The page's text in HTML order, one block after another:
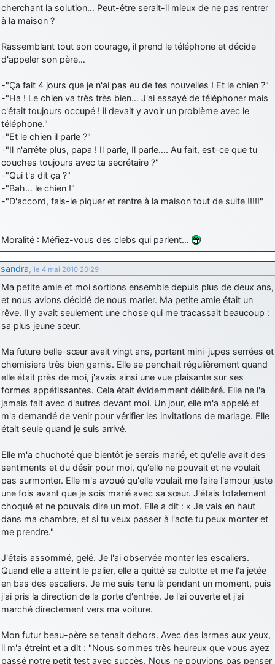
cherchant la solution… Peut-être serait-il mieux de ne pas rentrer
à la maison ?
Rassemblant tout son courage, il prend le téléphone et décide
d'appeler son père…
-"Ça fait 4 jours que je n'ai pas eu de tes nouvelles ! Et le chien ?"
-"Ha ! Le chien va très très bien… J'ai essayé de téléphoner mais
c'était toujours occupé ! il devait y avoir un problème avec le
téléphone."
-"Et le chien il parle ?"
-"Il n'arrête plus, papa ! Il parle, Il parle…. Au fait, est-ce que tu
couches toujours avec ta secrétaire ?"
-"Qui t'a dit ça ?"
-"Bah… le chien !"
-"D'accord, fais-le piquer et rentre à la maison tout de suite !!!!!"
Moralité : Méfiez-vous des clebs qui parlent…
sandra, le 4 mai 2010 20:29
Ma petite amie et moi sortions ensemble depuis plus de deux ans,
et nous avions décidé de nous marier. Ma petite amie était un
rêve. Il y avait seulement une chose qui me tracassait beaucoup :
sa plus jeune sœur.
Ma future belle-sœur avait vingt ans, portant mini-jupes serrées et
chemisiers très bien garnis. Elle se penchait régulièrement quand
elle était près de moi, j'avais ainsi une vue plaisante sur ses
formes appétissantes. Cela était évidemment délibéré. Elle ne l'a
jamais fait avec d'autres devant moi. Un jour, elle m'a appelé et
m'a demandé de venir pour vérifier les invitations de mariage. Elle
était seule quand je suis arrivé.
Elle m'a chuchoté que bientôt je serais marié, et qu'elle avait des
sentiments et du désir pour moi, qu'elle ne pouvait et ne voulait
pas surmonter. Elle m'a avoué qu'elle voulait me faire l'amour juste
une fois avant que je sois marié avec sa sœur. J'étais totalement
choqué et ne pouvais dire un mot. Elle a dit : « Je vais en haut
dans ma chambre, et si tu veux passer à l'acte tu peux monter et
me prendre."
J'étais assommé, gelé. Je l'ai observée monter les escaliers.
Quand elle a atteint le palier, elle a quitté sa culotte et me l'a jetée
en bas des escaliers. Je me suis tenu là pendant un moment, puis
j'ai pris la direction de la porte d'entrée. Je l'ai ouverte et j'ai
marché directement vers ma voiture.
Mon futur beau-père se tenait dehors. Avec des larmes aux yeux,
il m'a étreint et a dit : "Nous sommes très heureux que vous ayez
passé notre petit test avec succès. Nous ne pouvions pas penser